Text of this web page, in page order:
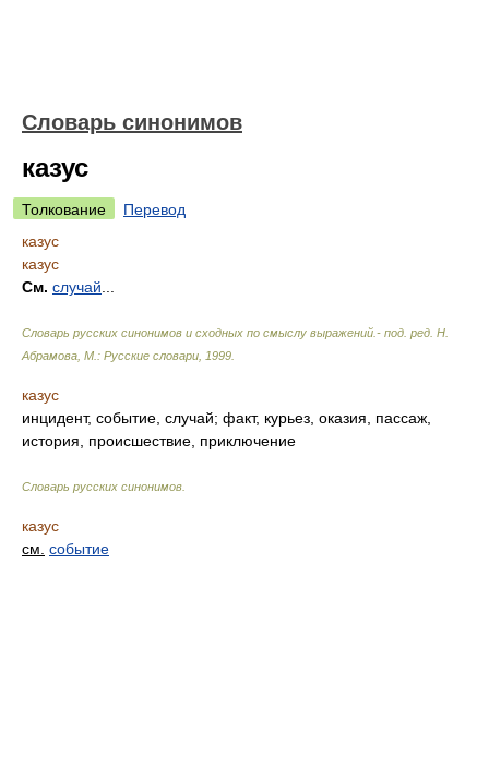
Словарь синонимов
казус
Толкование
Перевод
казус
казус
См. случай
Словарь русских синонимов и сходных по смыслу выражений.- под. ред. Н.
Абрамова, М.: Русские словари 1999
казус
инцидент, событие, случай; факт, курьез, оказия, пассаж,
история, происшествие, приключение
Словарь русских синонимов
казус
см. событие